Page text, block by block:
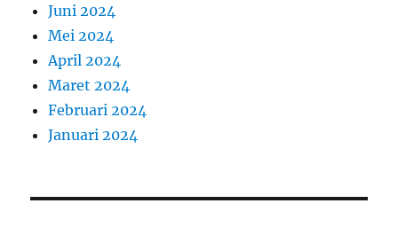
Juni 2024
Mei 2024
April 2024
Maret 2024
Februari 2024
Januari 2024